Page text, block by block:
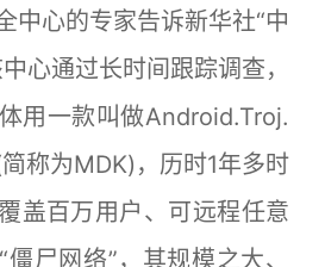
心的专家告诉新华社“中
心通过长时间跟踪调查，
用一款叫做Android.Troj.
称为MDK)，历时1年多时
盖百万用户、可远程任意
尸网络”，其规模之大、